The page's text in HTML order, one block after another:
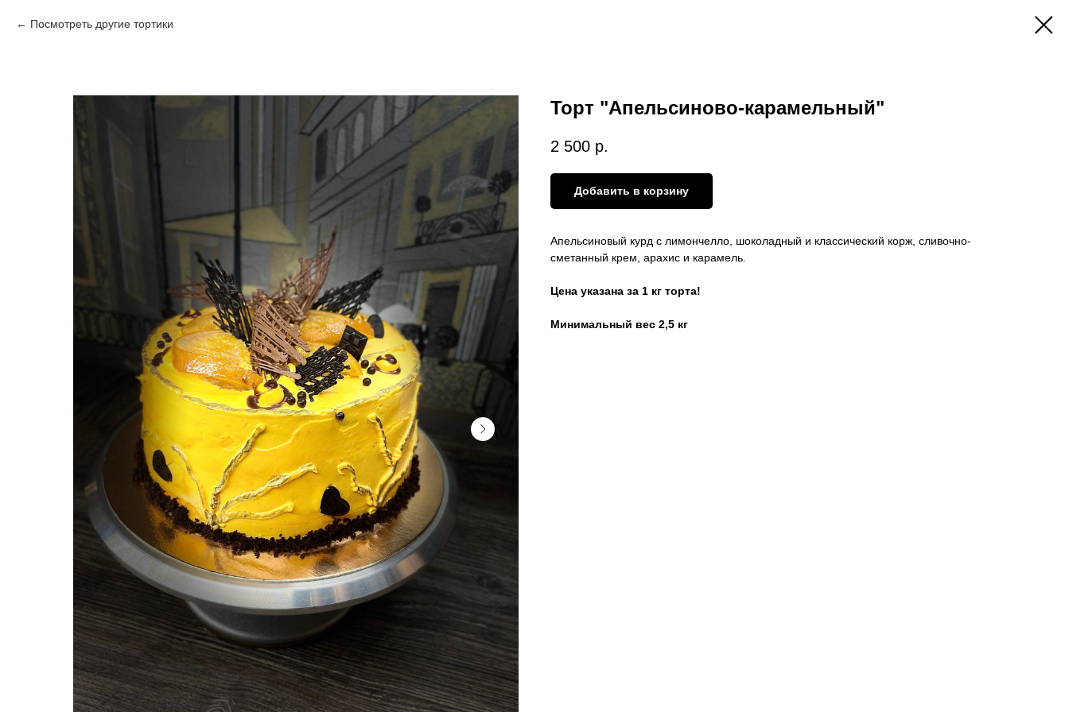
Посмотреть другие тортики
Торт "Апельсиново-карамельный"
2 500 р.
Добавить в корзину
Апельсиновый курд с лимончелло, шоколадный и классический корж, сливочно-
сметанный крем, арахис и карамель.
Цена указана за 1 кг торта!
Минимальный вес 2,5 кг